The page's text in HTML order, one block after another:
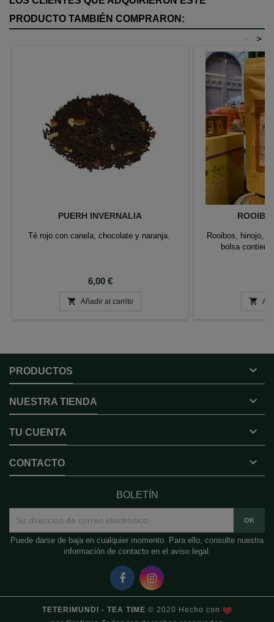
PRODUCTO TAMBIÉN COMPRARON:
>
<
PUERH INVERNALIA
Té rojo con canela, chocolate y naranja.
Precio
6,00 €
 Añadir al carrito
Rooibos, hinojo,
bolsa

PRODUCTOS 
NUESTRA TIENDA 
TU CUENTA 
CONTACTO 
BOLETÍN
Puede darse de baja en cualquier momento. Para ello, consulte nuestra
información de contacto en el aviso legal.
TETERIMUNDI - TEA TIME © 2020 Hecho con